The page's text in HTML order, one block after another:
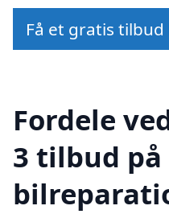
Få et gratis
Fordele
3 tilbud på